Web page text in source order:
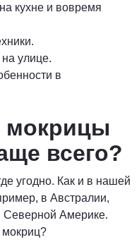
кухне и вовремя
улице.
в
мокрицы
всего?
угодно. Как и в нашей
в Австралии,
Америке.
мокриц?